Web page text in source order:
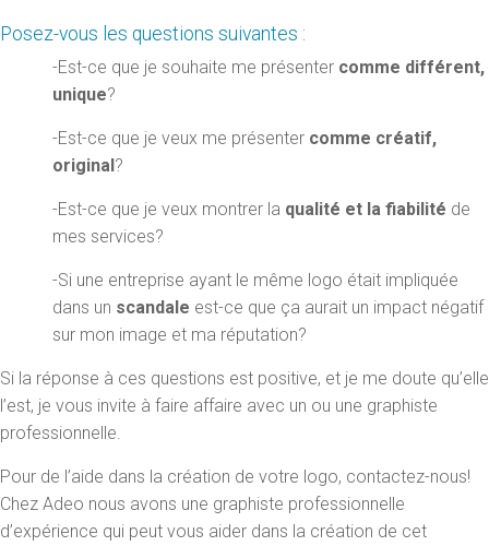
Posez-vous les questions suivantes :
-Est-ce que je souhaite me présenter comme différent,
unique?
-Est-ce que je veux me présenter comme créatif,
original ?
-Est-ce que je veux montrer la qualité et la fiabilité de
mes services?
-Si une entreprise ayant le même logo était impliquée
dans un scandale est-ce que ça aurait un impact négatif
sur mon image et ma réputation?
Si la réponse à ces questions est positive, et je me doute qu’elle
l’est, je vous invite à faire affaire avec un ou une graphiste
professionnelle.
Pour de l’aide dans la création de votre logo, contactez-nous!
Chez Adeo nous avons une graphiste professionnelle
d’expérience qui peut vous aider dans la création de cet